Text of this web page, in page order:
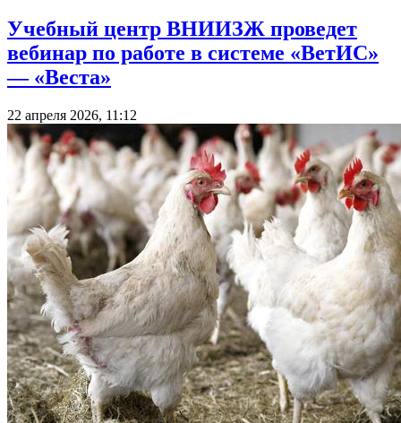
Учебный центр ВНИИЗЖ проведет
вебинар по работе в системе «ВетИС»
— «Веста»
22 апреля 2026, 11:12